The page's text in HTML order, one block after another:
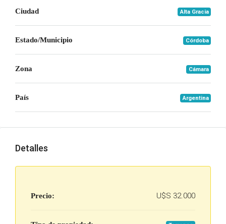
Ciudad Alta Gracia
Estado/Municipio Córdoba
Zona Cámara
País Argentina
Detalles
Precio: U$S 32.000